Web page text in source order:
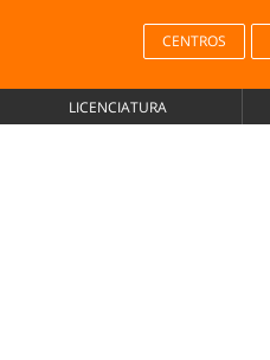
CENTROS
LICENCIATURA